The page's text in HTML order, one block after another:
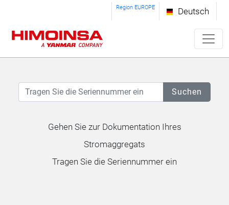
Region EUROPE Deutsch
Suchen
Gehen Sie zur Dokumentation Ihres
Stromaggregats
Tragen Sie die Seriennummer ein